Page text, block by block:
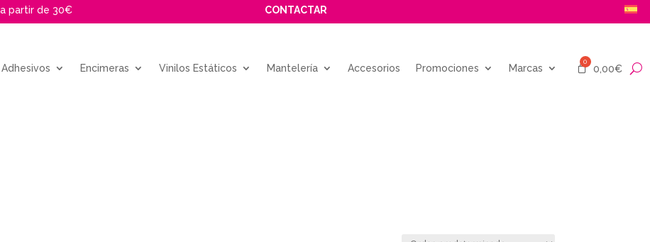
partir de 30€ CONTACTAR
Encimeras Vinilos Estáticos Mantelería Accesorios Promociones Marcas 0,00€